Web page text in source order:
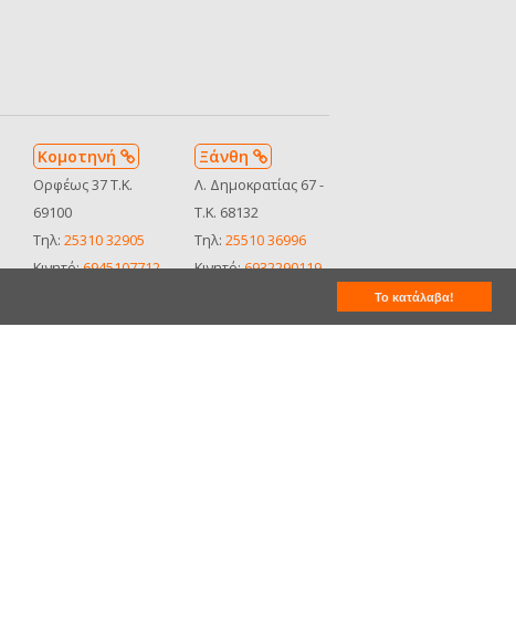
Το κατάλαβα!
Κομοτηνή
Ορφέως 37 Τ.Κ.
69100
Τηλ: 25310 32905
Κινητό:6945107712
MHTE:
Ξάνθη
Λ. Δημοκρατίας 67 -
Τ.Κ. 68132
Τηλ: 25510 36996
Κινητό:6932290119
MHTE: